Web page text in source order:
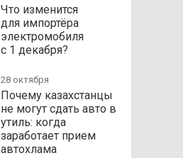
Что изменится
для импортёра
электромобиля
с 1 декабря?
28 октября
Почему казахстанцы
не могут сдать авто в
утиль: когда
заработает прием
автохлама